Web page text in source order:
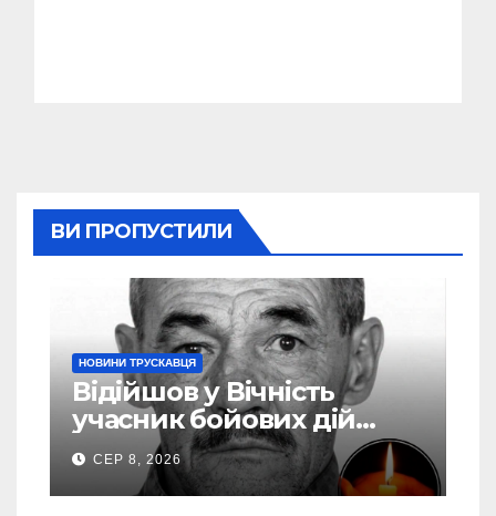
ВИ ПРОПУСТИЛИ
НОВИНИ ТРУСКАВЦЯ
Відійшов у Вічність
учасник бойових дій
Василь Іваникович зі
Станилі
СЕР 8, 2026